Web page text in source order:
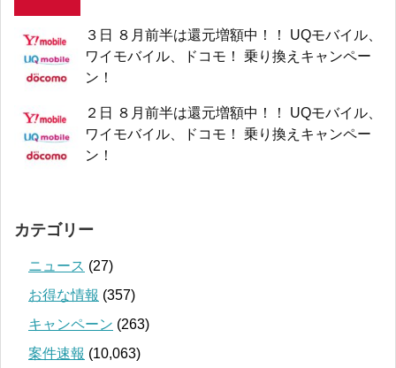
３日 ８月前半は還元増額中！！ UQモバイル、
ワイモバイル、ドコモ！ 乗り換えキャンペー
ン！
２日 ８月前半は還元増額中！！ UQモバイル、
ワイモバイル、ドコモ！ 乗り換えキャンペー
ン！
カテゴリー
ニュース (27)
お得な情報 (357)
キャンペーン (263)
案件速報 (10,063)